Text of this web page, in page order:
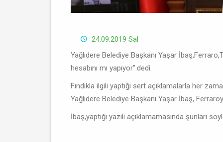
24.09.2019 Sal
Yağlıdere Belediye Başkanı Yaşar
hesabını mı yapıyor’’.dedi.
Fındıkla ilgili yaptığı sert açıklamalarla her
Yağlıdere Belediye Başkanı Yaşar İbaş,
İbaş,yaptığı yazılı açıklamamasında şunları